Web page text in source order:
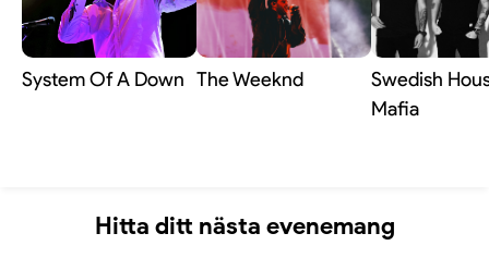
System Of A Down The Weeknd
Swedish
Mafia
Hitta ditt nästa evenemang